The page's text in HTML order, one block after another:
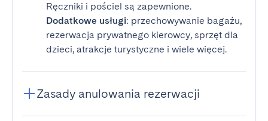
Ręczniki i pościel są zapewnione.
Dodatkowe usługi: przechowywanie bagażu,
rezerwacja prywatnego kierowcy, sprzęt dla
dzieci, atrakcje turystyczne i wiele więcej.
Zasady anulowania rezerwacji